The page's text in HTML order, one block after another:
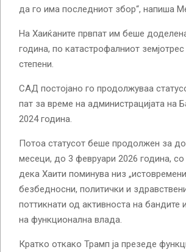
да го има последниот збор“, напиша
На Хаиќаните првпат им беше
година, по катастрофалниот земјотрес
степени.
САД постојано го продолжуваа
пат за време на администрацијата на
2024 година.
Потоа статусот беше продолжен за
месеци, до 3 февруари 2026 година,
дека Хаити поминува низ
безбедносни, политички и
поттикнати од активноста на бандите
на функционална влада.
Кратко откако Трамп ја презеде